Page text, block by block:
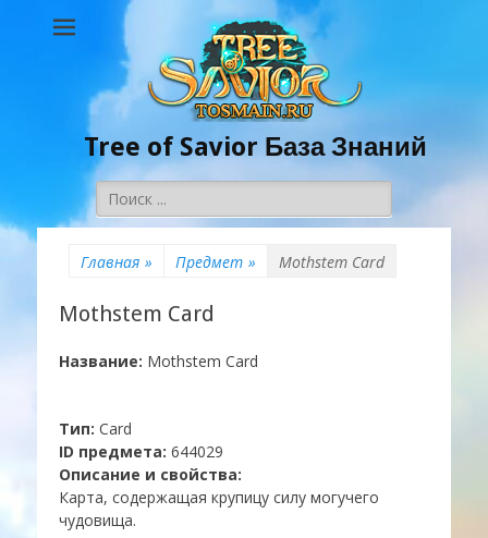
Tree of Savior База Знаний
Поиск:
Главная » Предмет » Mothstem Card
Mothstem Card
Название: Mothstem Card
Тип: Card
ID предмета: 644029
Описание и свойства:
Карта, содержащая крупицу силу могучего
чудовища.